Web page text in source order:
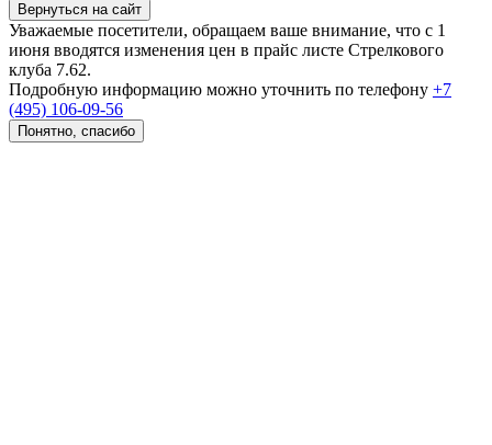
Вернуться на сайт
Уважаемые посетители, обращаем ваше внимание, что с 1
июня вводятся изменения цен в прайс листе Стрелкового
клуба 7.62.
Подробную информацию можно уточнить по телефону +7
(495) 106-09-56
Понятно, спасибо